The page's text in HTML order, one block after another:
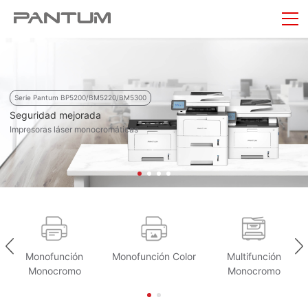
Serie Pantum BP5200/BM5220/BM5300
Seguridad mejorada
Impresoras láser monocromáticas
Monofunción
Monocromo
Monofunción Color
Multifunción
Monocromo